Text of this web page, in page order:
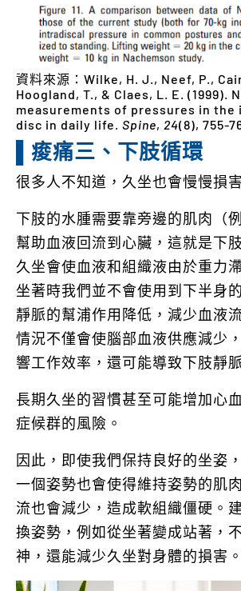
資料來源：Wilke, H. J., Neef, P.,
Hoogland, T., & Claes, L. E. (1999).
measurements of pressures in
disc in daily life. Spine, 24(8), 755-
▌痠痛三、下肢循環
很多人不知道，久坐也會慢慢損
下肢的水腫需要靠旁邊的肌肉（
幫助血液回流到心臟，這就是下
久坐會使血液和組織液由於重力
坐著時我們並不會使用到下半身
靜脈的幫浦作用降低，減少血液
情況不僅會使腦部血液供應減少
響工作效率，還可能導致下肢靜
長期久坐的習慣甚至可能增加心
症候群的風險。
因此，即使我們保持良好的坐姿
一個姿勢也會使得維持姿勢的肌
流也會減少，造成軟組織僵硬。
換姿勢，例如從坐著變成站著，
神，還能減少久坐對身體的損害。